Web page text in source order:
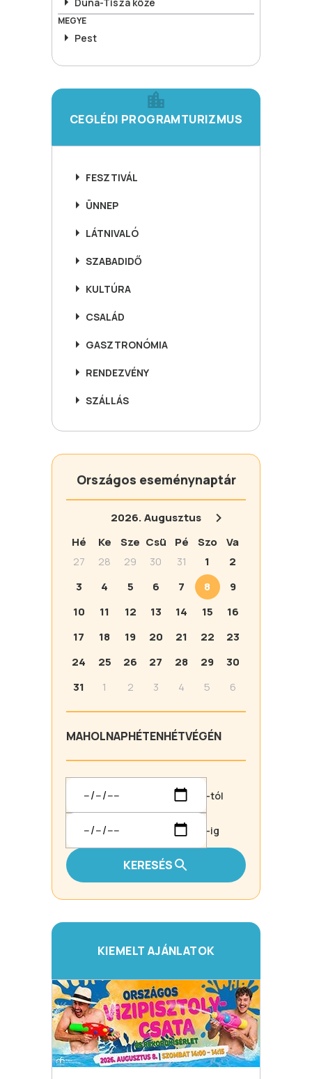
MEGYE
Pest
CEGLÉDI PROGRAMTURIZMUS
FESZTIVÁL
ÜNNEP
LÁTNIVALÓ
SZABADIDŐ
KULTÚRA
CSALÁD
GASZTRONÓMIA
RENDEZVÉNY
SZÁLLÁS
Országos eseménynaptár
2026.Augusztus
Hé
Ke Sze Csü Pé Szo
Va
27
28 29 30 31 1
2
3
4 5 6 7 8
9
10
11 12 13 14 15
16
17
18 19 20 21 22
23
24
25 26 27 28 29
30
31
1 2 3 4 5 6
MAHOLNAPHÉTENHÉTVÉGÉN
-tól
-ig
KERESÉS
KIEMELT AJÁNLATOK